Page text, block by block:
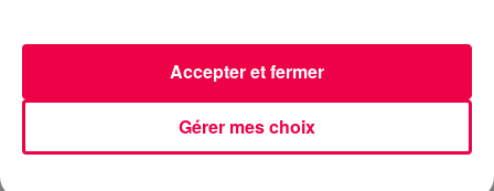
Gérer mes choix
Accepter et fermer